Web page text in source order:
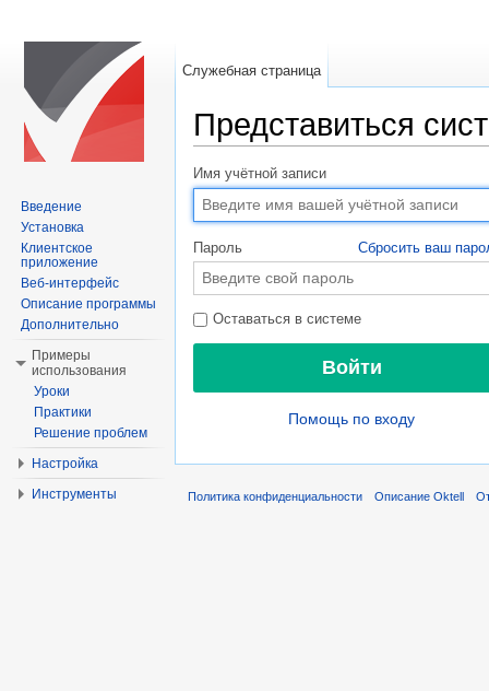
Представиться
Имя учётной записи
Пароль Сбросить ваш
Оставаться в системе
Помощь по входу
Служебная страница
Введение
Установка
Клиентское
приложение
Веб-интерфейс
Описание программы
Дополнительно
Примеры
использования
Уроки
Практики
Решение проблем
Настройка
Инструменты
Политика конфиденциальности Описание Oktell